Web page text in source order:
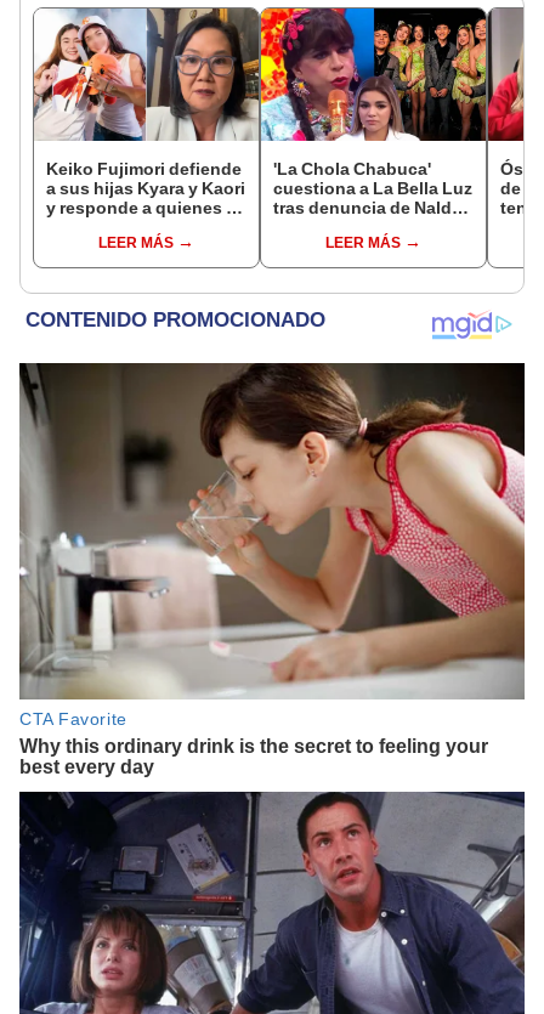
Keiko Fujimori defiende
a sus hijas Kyara y Kaori
y responde a quienes la
“No pueden decirme”
LEER MÁS
'La Chola Chabuca'
cuestiona a La Bella Luz
tras denuncia de Naldy
"Necesitamos justicia"
LEER MÁS
de